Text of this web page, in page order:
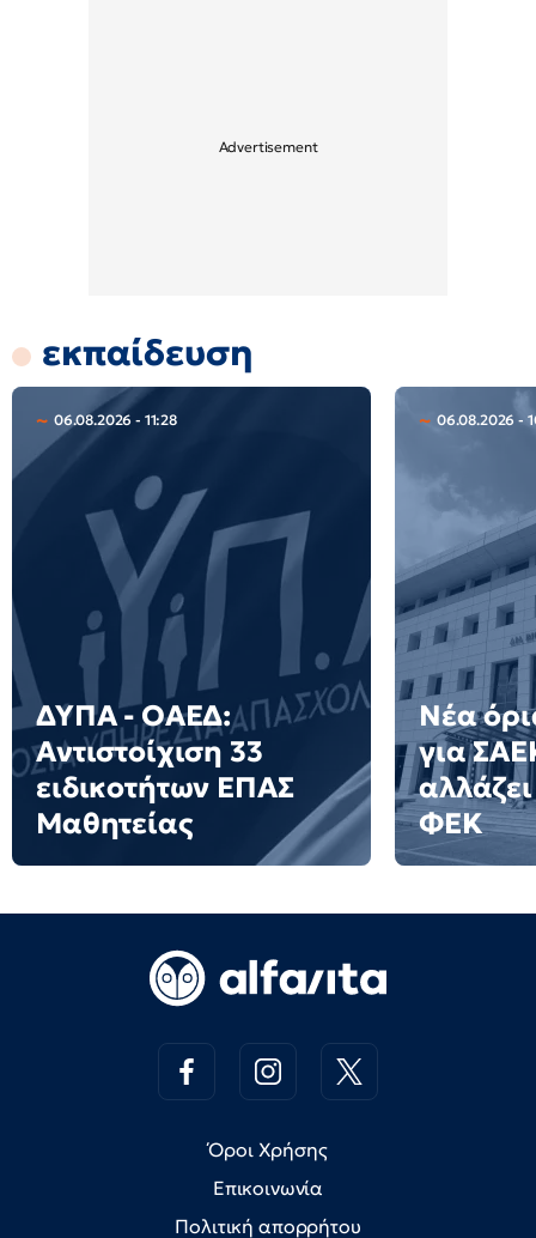
εκπαίδευση
06.08.2026 - 11:28
ΔΥΠΑ - ΟΑΕΔ:
Αντιστοίχιση 33
ειδικοτήτων ΕΠΑΣ
Μαθητείας
06.08.2026 -
Νέα
για
ΦΕΚ
Όροι Χρήσης
Επικοινωνία
Πολιτική απορρήτου